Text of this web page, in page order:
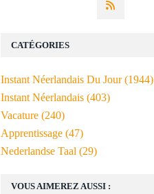
VOUS AIMEREZ AUSSI :
CATÉGORIES
Instant Néerlandais Du Jour(1944)
Instant Néerlandais (403)
Vacature (240)
Apprentissage (47)
Nederlandse Taal (29)